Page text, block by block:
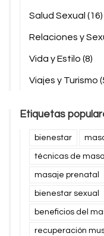
Salud Sexual (16)
Relaciones y
Vida y Estilo (8)
Viajes y Turismo
Etiquetas
bienestar
técnicas de
masaje prenatal
bienestar sexual
beneficios del
recuperación